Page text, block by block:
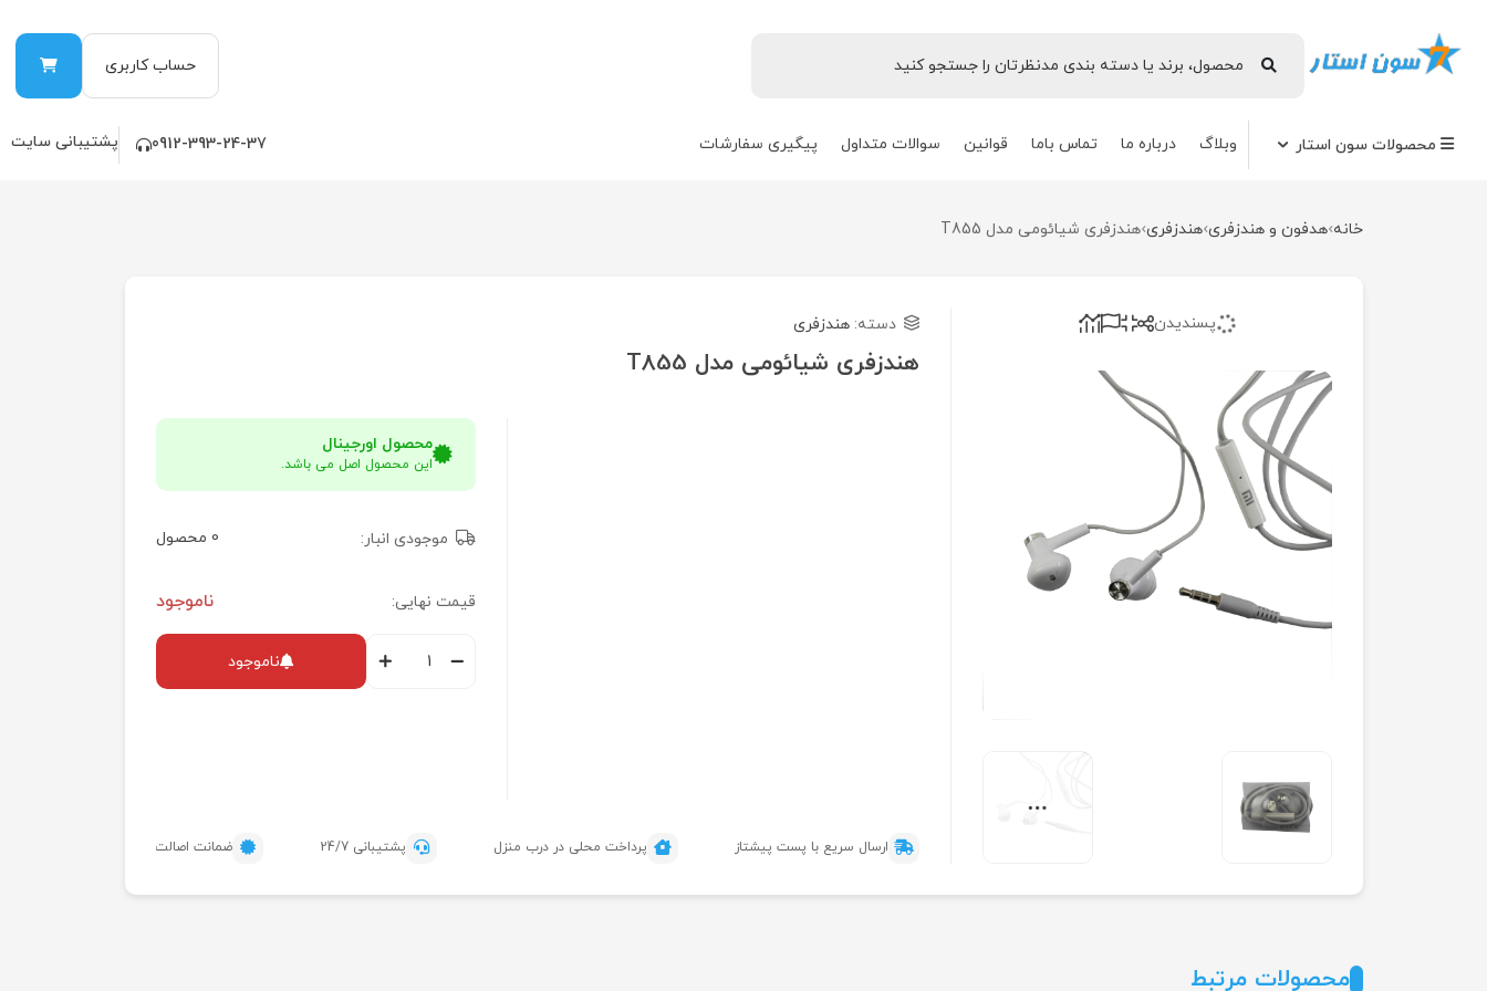
حساب کاربری
محصولات سون استار وبلاگ درباره ما تماس باما قوانین سوالات متداول پیگیری سفارشات پشتیبانی سایت 0912-393-24-37
خانه هدفون و هندزفری هندزفری هندزفری شیائومی مدل T855
پسندیدن دسته: هندزفری
هندزفری شیائومی مدل T855
محصول اورجینال
این محصول اصل می باشد.
موجودی انبار: 0 محصول
قیمت نهایی: ناموجود
ناموجود
ارسال سریع با پست پیشتاز پرداخت محلی در درب منزل پشتیبانی 24/7 ضمانت اصالت محصول
محصولات مرتبط